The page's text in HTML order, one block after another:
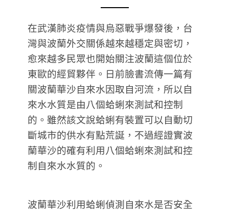
在武漢肺炎疫情與烏惡戰爭爆發後，台
灣與波蘭外交關係越來越穩定與密切，
愈來越多民眾也開始關注波蘭這個位於
東歐的經貿夥伴。日前臉書流傳一篇有
關波蘭華沙自來水因取自河流，所以自
來水水質是由八個蛤蜊來測試和控制
的。雖然該文說蛤蜊有裝置可以自動切
斷城市的供水有點荒誕，不過經證實波
蘭華沙的確有利用八個蛤蜊來測試和控
制自來水水質的。
波蘭華沙利用蛤蜊偵測自來水是否安全